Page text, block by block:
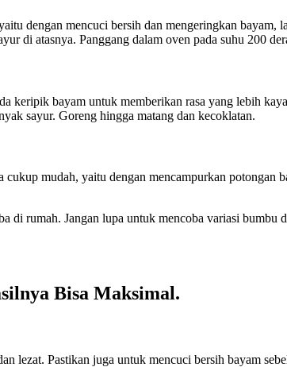
dengan mencuci bersih dan mengeringkan
di atasnya. Panggang dalam oven pada suhu 200
keripik bayam untuk memberikan rasa yang lebih
sayur. Goreng hingga matang dan kecoklatan.
mudah, yaitu dengan mencampurkan potongan
di rumah. Jangan lupa untuk mencoba variasi bumbu
Bisa Maksimal.
lezat. Pastikan juga untuk mencuci bersih bayam